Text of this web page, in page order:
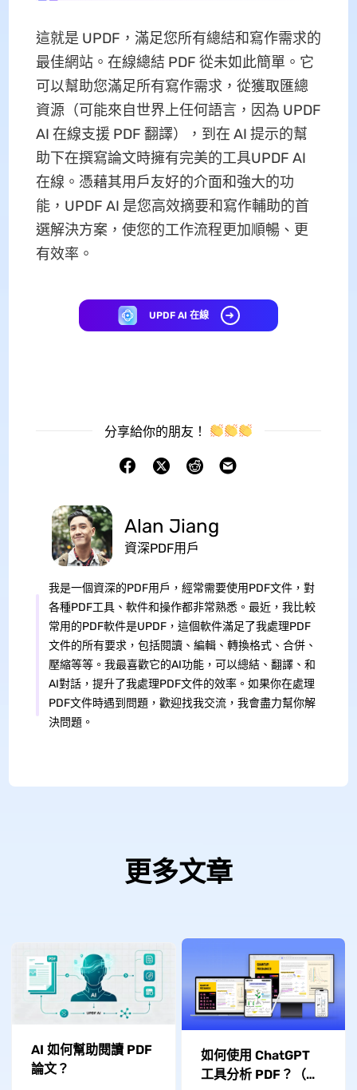
這就是 UPDF，滿足您所有總結和寫作需求的
最佳網站。在線總結 PDF 從未如此簡單。它
可以幫助您滿足所有寫作需求，從獲取匯總
資源（可能來自世界上任何語言，因為 UPDF
AI 在線支援 PDF 翻譯），到在 AI 提示的幫
助下在撰寫論文時擁有完美的工具UPDF AI
在線。憑藉其用戶友好的介面和強大的功
能，UPDF AI 是您高效摘要和寫作輔助的首
選解決方案，使您的工作流程更加順暢、更
有效率。
UPDF AI 在線
分享給你的朋友！
Alan Jiang
資深PDF用戶
我是一個資深的PDF用戶，經常需要使用PDF文件，對
各種PDF工具、軟件和操作都非常熟悉。最近，我比較
常用的PDF軟件是UPDF，這個軟件滿足了我處理PDF
文件的所有要求，包括閱讀、編輯、轉換格式、合併、
壓縮等等。我最喜歡它的AI功能，可以總結、翻譯、和
AI對話，提升了我處理PDF文件的效率。如果你在處理
PDF文件時遇到問題，歡迎找我交流，我會盡力幫你解
決問題。
更多文章
AI 如何幫助閱讀 PDF
論文？
如何使用 ChatGPT
工具分析 PDF？（快